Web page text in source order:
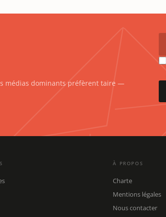
médias dominants préfèrent taire —
À PROPOS
Charte
Mentions légales
Nous contacter